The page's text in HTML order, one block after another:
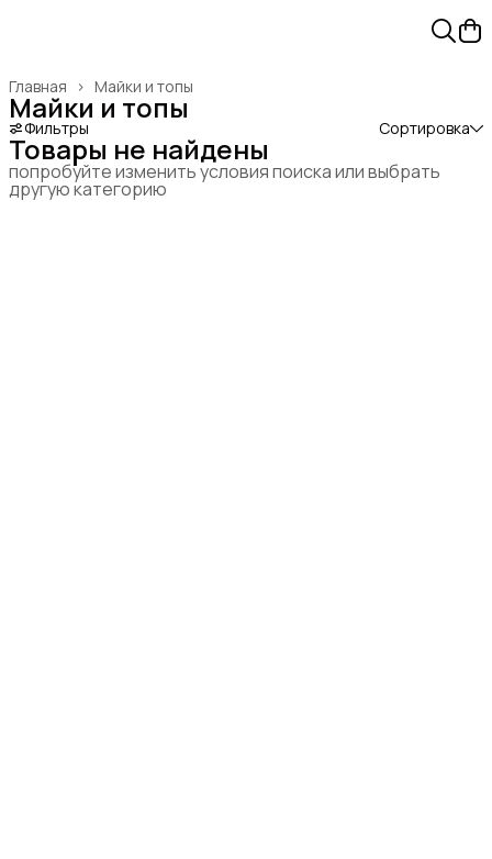
Майки и топы
Главная ›
Майки и топы
Фильтры Сортировка
Товары не найдены
попробуйте изменить условия поиска или выбрать
другую категорию